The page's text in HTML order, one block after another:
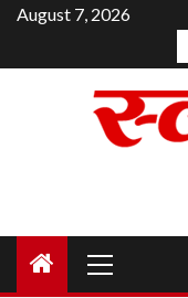
Skip
content
August 7, 2026
Menu